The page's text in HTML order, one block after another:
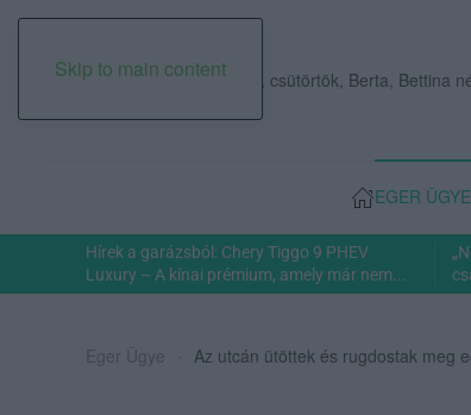
Skip to main content
2026. augusztus 06., csütörtök, Berta, Bettina
EGER ÜGYE
Hírek a garázsból: Chery Tiggo 9 PHEV
Luxury – A kínai prémium, amely már nem...
Eger Ügye Az utcán ütöttek és rugdostak meg